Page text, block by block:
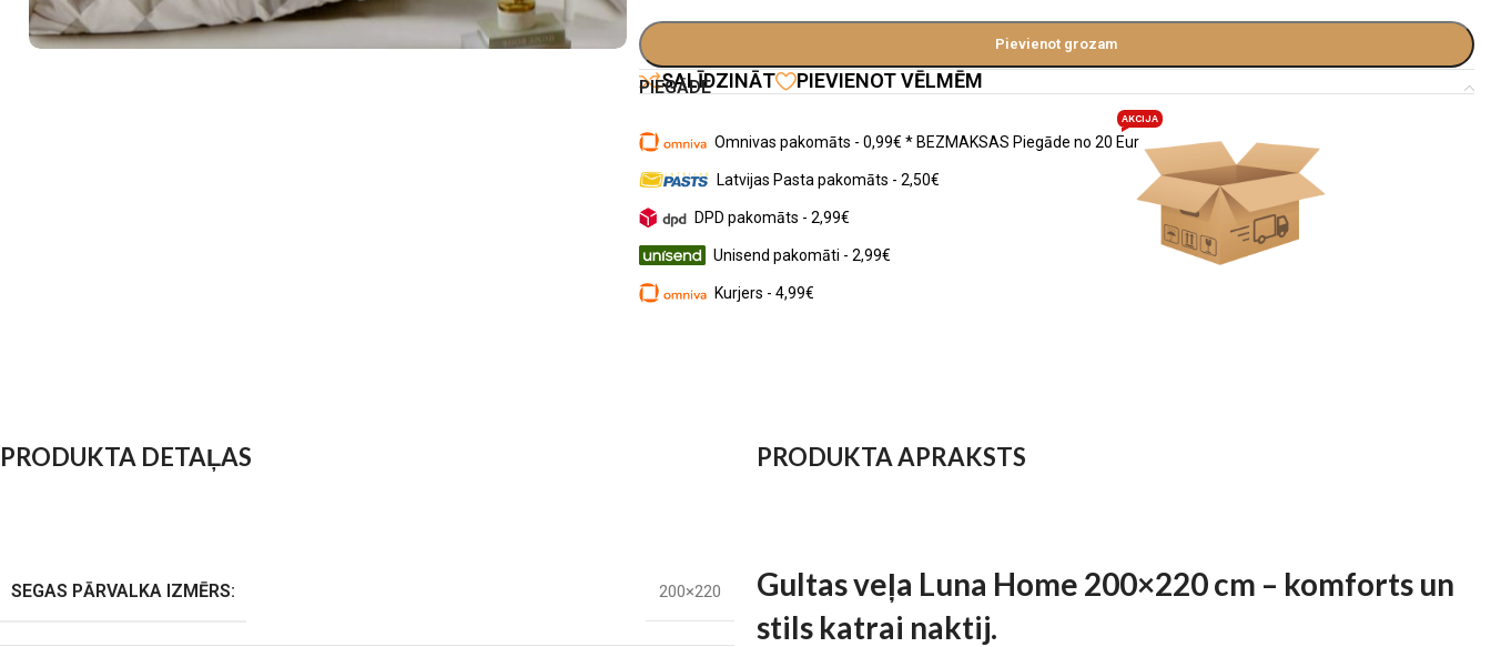
Pievienot grozam
SALĪDZINĀT PIEVIENOT VĒLMĒM
PIEGĀDE
Omnivas pakomāts - 0,99€ * BEZMAKSAS Piegāde no 20 Eur
AKCIJA
Latvijas Pasta pakomāts - 2,50€
DPD pakomāts - 2,99€
Unisend pakomāti - 2,99€
Kurjers - 4,99€
PRODUKTA DETAĻAS
SEGAS PĀRVALKA IZMĒRS: 200×220
PRODUKTA APRAKSTS
Gultas veļa Luna Home 200×220 cm – komforts un
stils katrai naktij.